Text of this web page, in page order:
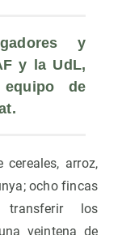
y
y la UdL,
equipo de
cereales, arroz,
ocho fincas
transferir los
veintena de